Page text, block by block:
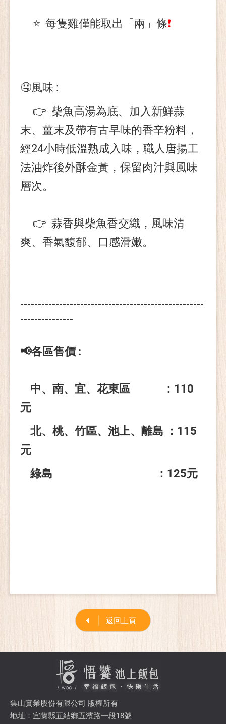
⭐ 每隻雞僅能取出「兩」條❗
🤤風味 :
👉 柴魚高湯為底、加入新鮮蒜
末、薑末及帶有古早味的香辛粉料，
經24小時低溫熟成入味，職人唐揚工
法油炸後外酥金黃，保留肉汁與風味
層次。
👉 蒜香與柴魚香交織，風味清
爽、香氣馥郁、口感滑嫩。
----------------------------------------------------
---------------
📢各區售價 :
中、南、宜、花東區 ：110
元
北、桃、竹區、池上、離島 ：115
元
綠島 ：125元
返回上頁
集山實業股份有限公司 版權所有
地址：宜蘭縣五結鄉五濱路一段18號